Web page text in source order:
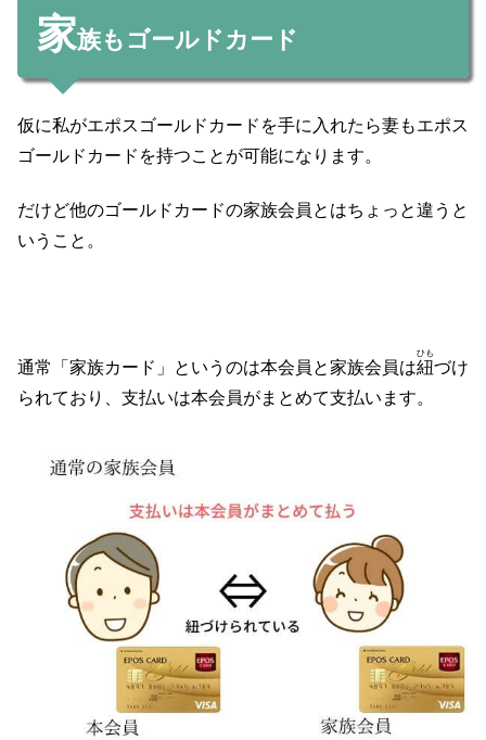
家族もゴールドカード
仮に私がエポスゴールドカードを手に入れたら妻もエポス
ゴールドカードを持つことが可能になります。
だけど他のゴールドカードの家族会員とはちょっと違うと
いうこと。
通常「家族カード」というのは本会員と家族会員は紐
ひも
づけ
られており、支払いは本会員がまとめて支払います。